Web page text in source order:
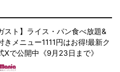
スト】ライス・パン食べ放題&
きメニュー1111円はお得!最新ク
Xで公開中《9月23日まで》